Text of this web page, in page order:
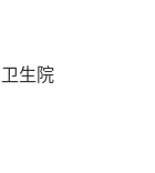
生院